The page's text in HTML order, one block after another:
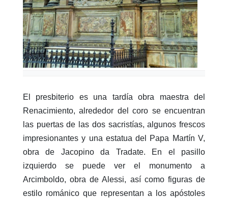
El presbiterio es una tardía obra maestra del
Renacimiento, alrededor del coro se encuentran
las puertas de las dos sacristías, algunos frescos
impresionantes y una estatua del Papa Martín V,
obra de Jacopino da Tradate. En el pasillo
izquierdo se puede ver el monumento a
Arcimboldo, obra de Alessi, así como figuras de
estilo románico que representan a los apóstoles